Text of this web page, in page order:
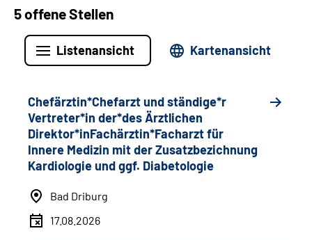
5 offene Stellen
Listenansicht Kartenansicht
Chefärztin*Chefarzt und ständige*r
Vertreter*in der*des Ärztlichen
Direktor*inFachärztin*Facharzt für
Innere Medizin mit der Zusatzbezichnung
Kardiologie und ggf. Diabetologie
Bad Driburg
17.08.2026